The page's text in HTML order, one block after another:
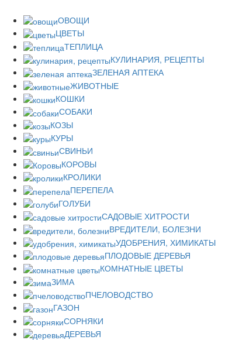
ОВОЩИ
ЦВЕТЫ
ТЕПЛИЦА
КУЛИНАРИЯ, РЕЦЕПТЫ
ЗЕЛЕНАЯ АПТЕКА
ЖИВОТНЫЕ
КОШКИ
СОБАКИ
КОЗЫ
КУРЫ
СВИНЬИ
КОРОВЫ
КРОЛИКИ
ПЕРЕПЕЛА
ГОЛУБИ
САДОВЫЕ ХИТРОСТИ
ВРЕДИТЕЛИ, БОЛЕЗНИ
УДОБРЕНИЯ, ХИМИКАТЫ
ПЛОДОВЫЕ ДЕРЕВЬЯ
КОМНАТНЫЕ ЦВЕТЫ
ЗИМА
ПЧЕЛОВОДСТВО
ГАЗОН
СОРНЯКИ
ДЕРЕВЬЯ